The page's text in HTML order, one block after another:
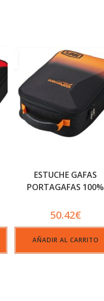
ESTUCHE GAFAS
PORTAGAFAS 100%
50.42€
AÑADIR AL CARRITO